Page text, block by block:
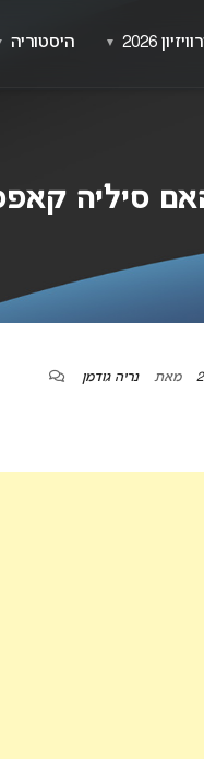
סיליה קאפסיס
מאת נריה גודמן
2026
▼ היסטוריה